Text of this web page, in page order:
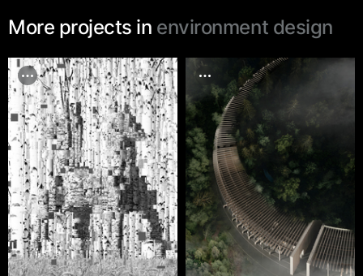
More projects in environment design